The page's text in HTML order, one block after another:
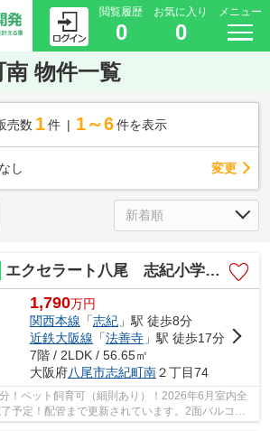
閲覧履歴
0
お気に入り
0
メニュー
南 物件一覧
売数 1 件 1～6 件を表示
なし 変更
エクセラート八尾 志紀小学校区 JR志紀駅
1,790万円
関西本線 「志紀」駅 徒歩8分
近鉄大阪線 「法善寺」駅 徒歩17分
7階 / 2LDK / 56.65㎡
大阪府八尾市志紀町南２丁目74
！ペット飼育可（細則あり）！2026年6月室内全
予定！配管まで更新されています。2面バルコニ